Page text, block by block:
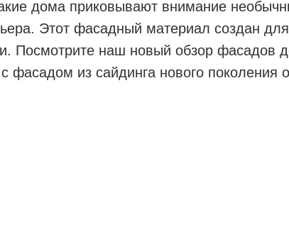
дома приковывают внимание
Этот фасадный материал создан для
Посмотрите наш новый обзор фасадов
фасадом из сайдинга нового поколения